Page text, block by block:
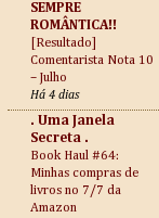
SEMPRE
ROMÂNTICA!!
[Resultado]
Comentarista Nota 10
– Julho
Há 4 dias
. Uma Janela
Secreta .
Book Haul #64:
Minhas compras de
livros no 7/7 da
Amazon